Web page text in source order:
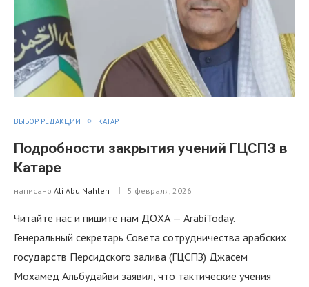
ВЫБОР РЕДАКЦИИ КАТАР
Подробности закрытия учений ГЦСПЗ в
Катаре
написано Ali Abu Nahleh 5 февраля, 2026
Читайте нас и пишите нам ДОХА — ArabiToday.
Генеральный секретарь Совета сотрудничества арабских
государств Персидского залива (ГЦСПЗ) Джасем
Мохамед Альбудайви заявил, что тактические учения